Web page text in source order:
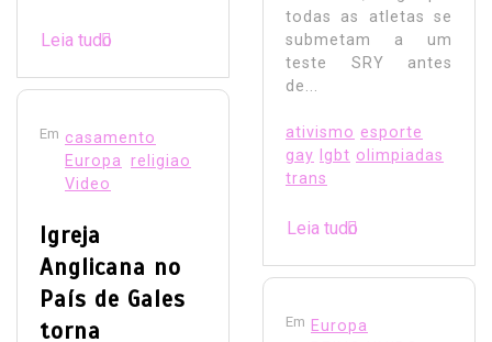
Leia tudo
Em casamento
Europa religiao
Video
Igreja
Anglicana no
País de Gales
torna
todas as atletas se
submetam a um
teste SRY antes
de...
ativismo esporte
gay
lgbt olimpiadas
trans
Leia tudo
Em Europa